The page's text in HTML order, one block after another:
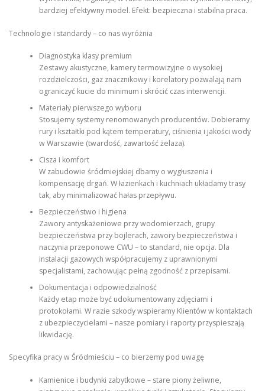
bardziej efektywny model. Efekt: bezpieczna i stabilna praca.
Technologie i standardy – co nas wyróżnia
Diagnostyka klasy premium
Zestawy akustyczne, kamery termowizyjne o wysokiej
rozdzielczości, gaz znacznikowy i korelatory pozwalają nam
ograniczyć kucie do minimum i skrócić czas interwencji.
Materiały pierwszego wyboru
Stosujemy systemy renomowanych producentów. Dobieramy
rury i kształtki pod kątem temperatury, ciśnienia i jakości wody
w Warszawie (twardość, zawartość żelaza).
Cisza i komfort
W zabudowie śródmiejskiej dbamy o wygłuszenia i
kompensację drgań. W łazienkach i kuchniach układamy trasy
tak, aby minimalizować hałas przepływu.
Bezpieczeństwo i higiena
Zawory antyskażeniowe przy wodomierzach, grupy
bezpieczeństwa przy bojlerach, zawory bezpieczeństwa i
naczynia przeponowe CWU – to standard, nie opcja. Dla
instalacji gazowych współpracujemy z uprawnionymi
specjalistami, zachowując pełną zgodność z przepisami.
Dokumentacja i odpowiedzialność
Każdy etap może być udokumentowany zdjęciami i
protokołami. W razie szkody wspieramy Klientów w kontaktach
z ubezpieczycielami – nasze pomiary i raporty przyspieszają
likwidację.
Specyfika pracy w Śródmieściu – co bierzemy pod uwagę
Kamienice i budynki zabytkowe – stare piony żeliwne,